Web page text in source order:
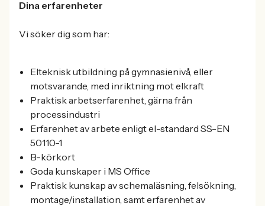
Dina erfarenheter
Vi söker dig som har:
Elteknisk utbildning på gymnasienivå, eller
motsvarande, med inriktning mot elkraft
Praktisk arbetserfarenhet, gärna från
processindustri
Erfarenhet av arbete enligt el-standard SS-EN
50110-1
B-körkort
Goda kunskaper i MS Office
Praktisk kunskap av schemaläsning, felsökning,
montage/installation, samt erfarenhet av